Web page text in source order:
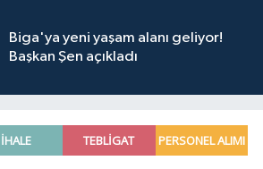
Biga'ya yeni yaşam alanı geliyor!
Başkan Şen açıkladı